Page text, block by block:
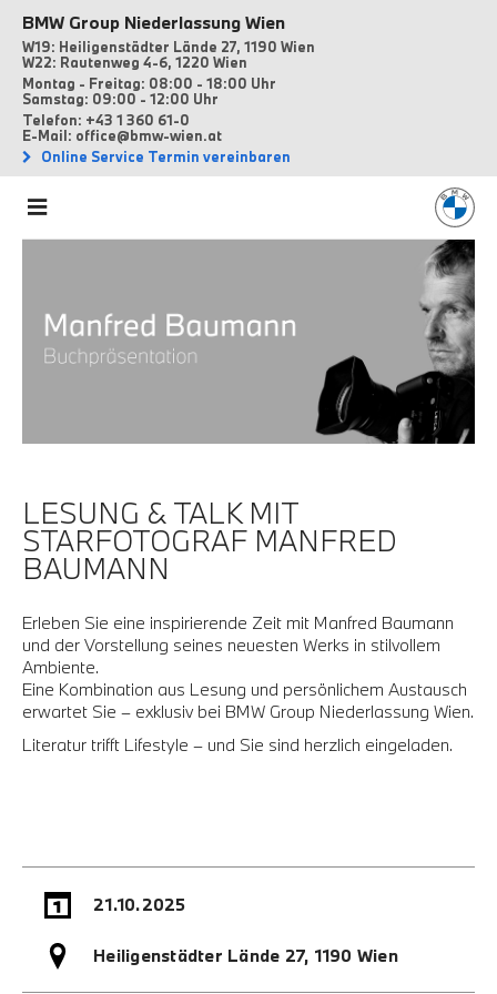
BMW Group Niederlassung Wien
W19: Heiligenstädter Lände 27, 1190 Wien
W22: Rautenweg 4-6, 1220 Wien
Montag - Freitag: 08:00 - 18:00 Uhr
Samstag: 09:00 - 12:00 Uhr
Telefon: +43 1 360 61-0
E-Mail: office@bmw-wien.at
Online Service Termin vereinbaren
LESUNG & TALK MIT
STARFOTOGRAF MANFRED
BAUMANN
Erleben Sie eine inspirierende Zeit mit Manfred Baumann
und der Vorstellung seines neuesten Werks in stilvollem
Ambiente.
Eine Kombination aus Lesung und persönlichem Austausch
erwartet Sie – exklusiv bei BMW Group Niederlassung Wien.
Literatur trifft Lifestyle – und Sie sind herzlich eingeladen.
21.10.2025
Heiligenstädter Lände 27, 1190 Wien